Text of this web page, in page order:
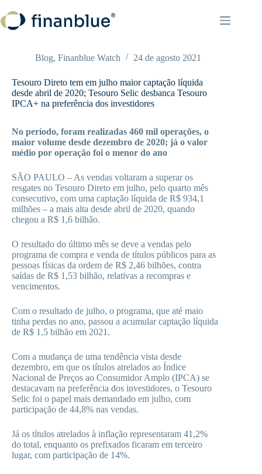
para
o
Blog, Finanblue Watch 24 de agosto 2021
Tesouro Direto tem em julho maior captação líquida
desde abril de 2020; Tesouro Selic desbanca Tesouro
IPCA+ na preferência dos investidores
No período, foram realizadas 460 mil operações, o
maior volume desde dezembro de 2020; já o valor
médio por operação foi o menor do ano
SÃO PAULO – As vendas voltaram a superar os
resgates no Tesouro Direto em julho, pelo quarto mês
consecutivo, com uma captação líquida de R$ 934,1
milhões – a mais alta desde abril de 2020, quando
chegou a R$ 1,6 bilhão.
O resultado do último mês se deve a vendas pelo
programa de compra e venda de títulos públicos para as
pessoas físicas da ordem de R$ 2,46 bilhões, contra
saídas de R$ 1,53 bilhão, relativas a recompras e
vencimentos.
Com o resultado de julho, o programa, que até maio
tinha perdas no ano, passou a acumular captação líquida
de R$ 1,5 bilhão em 2021.
Com a mudança de uma tendência vista desde
dezembro, em que os títulos atrelados ao Índice
Nacional de Preços ao Consumidor Amplo (IPCA) se
destacavam na preferência dos investidores, o Tesouro
Selic foi o papel mais demandado em julho, com
participação de 44,8% nas vendas.
Já os títulos atrelados à inflação representaram 41,2%
do total, enquanto os prefixados ficaram em terceiro
lugar, com participação de 14%.